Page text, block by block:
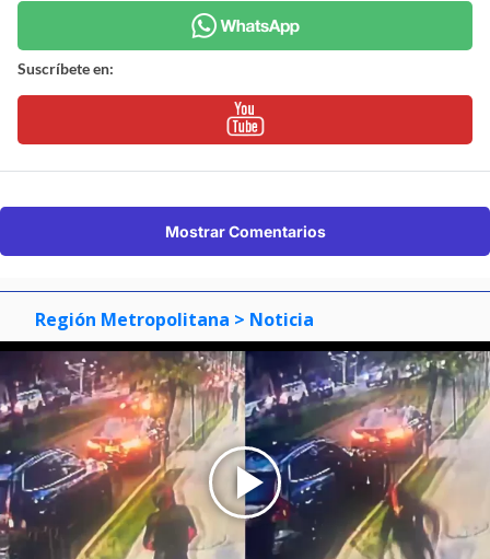
Suscríbete en:
Mostrar Comentarios
Región Metropolitana > Noticia